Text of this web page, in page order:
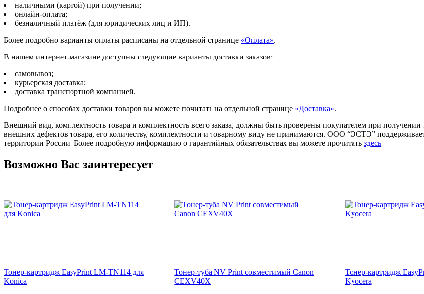
наличными (картой) при получении;
онлайн-оплата;
безналичный платёж (для юридических лиц и ИП).
Более подробно варианты оплаты расписаны на отдельной странице «Оплата».
В нашем интернет-магазине доступны следующие варианты доставки заказов:
самовывоз;
курьерская доставка;
доставка транспортной компанией.
Подробнее о способах доставки товаров вы можете почитать на отдельной странице «Доставка».
Внешний вид, комплектность товара и комплектность всего заказа, должны быть проверены покупателем при получении
внешних дефектов товара, его количеству, комплектности и товарному виду не принимаются. ООО “ЭСТЭ”
территории России. Более подробную информацию о гарантийных обязательствах вы можете прочитать здесь
Возможно Вас заинтересует
Тонер-картридж EasyPrint LM-TN114 для
Konica
Тонер-туба NV Рrint совместимый Canon
CEXV40X
Тонер-картридж
Kyocera